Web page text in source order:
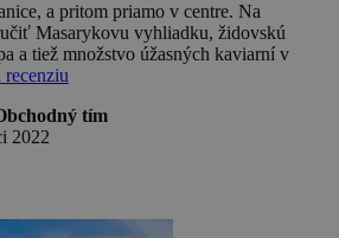
a pritom priamo v centre. Na
Masarykovu vyhliadku, židovskú
a tiež množstvo úžasných kaviarní v
recenziu
tím
2022